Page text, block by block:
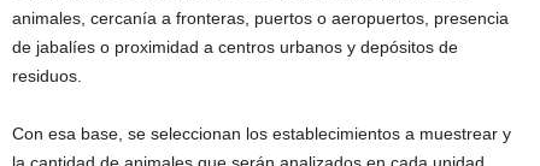
animales, cercanía a fronteras, puertos o aeropuertos, presencia
de jabalíes o proximidad a centros urbanos y depósitos de
residuos.
Con esa base, se seleccionan los establecimientos a muestrear y
la cantidad de animales que serán analizados en cada unidad